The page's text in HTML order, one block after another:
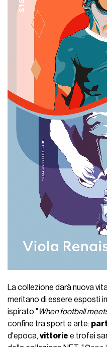
La collezione darà nuova
meritano di essere esposti
ispirato " When football
confine tra sport e arte:
d'epoca,vittorie e trofei